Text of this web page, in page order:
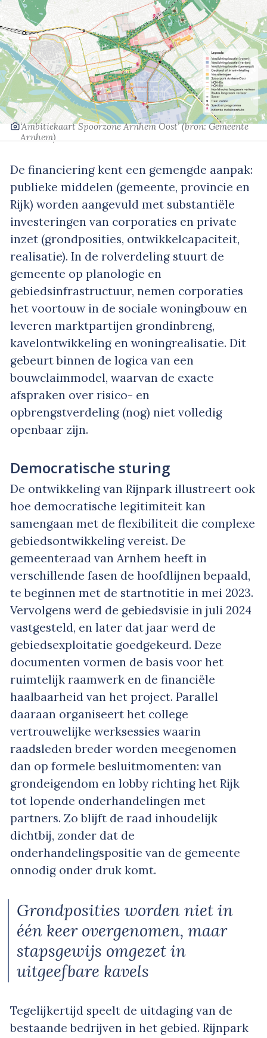
‘Ambitiekaart Spoorzone Arnhem Oost’(bron: Gemeente
Arnhem)
De financiering kent een gemengde aanpak:
publieke middelen (gemeente, provincie en
Rijk) worden aangevuld met substantiële
investeringen van corporaties en private
inzet (grondposities, ontwikkelcapaciteit,
realisatie). In de rolverdeling stuurt de
gemeente op planologie en
gebiedsinfrastructuur, nemen corporaties
het voortouw in de sociale woningbouw en
leveren marktpartijen grondinbreng,
kavelontwikkeling en woningrealisatie. Dit
gebeurt binnen de logica van een
bouwclaimmodel, waarvan de exacte
afspraken over risico- en
opbrengstverdeling (nog) niet volledig
openbaar zijn.
Democratische sturing
De ontwikkeling van Rijnpark illustreert ook
hoe democratische legitimiteit kan
samengaan met de flexibiliteit die complexe
gebiedsontwikkeling vereist. De
gemeenteraad van Arnhem heeft in
verschillende fasen de hoofdlijnen bepaald,
te beginnen met de startnotitie in mei 2023.
Vervolgens werd de gebiedsvisie in juli 2024
vastgesteld, en later dat jaar werd de
gebiedsexploitatie goedgekeurd. Deze
documenten vormen de basis voor het
ruimtelijk raamwerk en de financiële
haalbaarheid van het project. Parallel
daaraan organiseert het college
vertrouwelijke werksessies waarin
raadsleden breder worden meegenomen
dan op formele besluitmomenten: van
grondeigendom en lobby richting het Rijk
tot lopende onderhandelingen met
partners. Zo blijft de raad inhoudelijk
dichtbij, zonder dat de
onderhandelingspositie van de gemeente
onnodig onder druk komt.
Grondposities worden niet in
één keer overgenomen, maar
stapsgewijs omgezet in
uitgeefbare kavels
Tegelijkertijd speelt de uitdaging van de
bestaande bedrijven in het gebied. Rijnpark